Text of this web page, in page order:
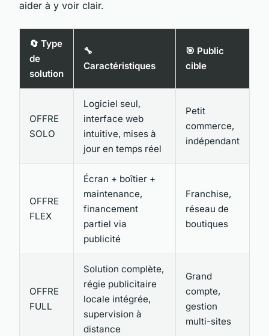
aider à y voir clair.
🔄 Type
de
solution
🔧
Caractéristiques
🎯 Public
cible
OFFRE
SOLO
Logiciel seul,
interface web
intuitive, mises à
jour en temps réel
Petit
commerce,
indépendant
OFFRE
FLEX
Écran + boîtier +
maintenance,
financement
partiel via
publicité
Franchise,
réseau de
boutiques
OFFRE
FULL
Solution complète,
régie publicitaire
locale intégrée,
supervision à
distance
Grand
compte,
gestion
multi-sites